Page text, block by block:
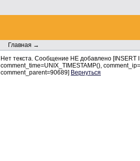
Главная →
Нет текста. Сообщение НЕ добавлено [INSERT
comment_time=UNIX_TIMESTAMP(),
comment_parent=90689] Вернуться